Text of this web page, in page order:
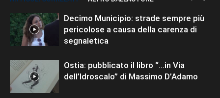
Decimo Municipio: strade sempre più
pericolose a causa della carenza di
segnaletica
Ostia: pubblicato il libro “…in Via
dell’Idroscalo” di Massimo D’Adamo